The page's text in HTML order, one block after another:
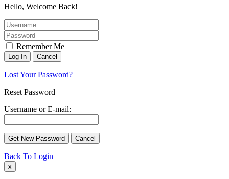
Hello, Welcome Back!
Remember Me
Lost Your Password?
Reset Password
Username or E-mail:
Back To Login
x